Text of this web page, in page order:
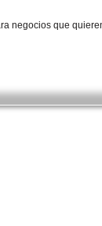
negocios que